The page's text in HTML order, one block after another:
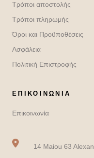
Τρόποι αποστολής
Τρόποι πληρωμής
Όροι και Προϋποθέσεις
Ασφάλεια
Πολιτική Επιστροφής
ΕΠΙΚΟΙΝΩΝΙΑ
Επικοινωνία
14 Maiou 63